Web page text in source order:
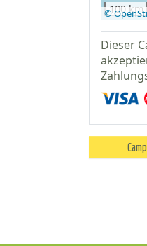
100 km
©
Dieser